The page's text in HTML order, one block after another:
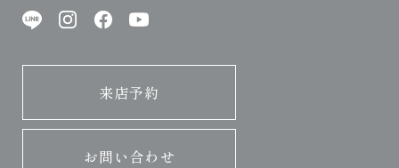
来店予約
お問い合わせ